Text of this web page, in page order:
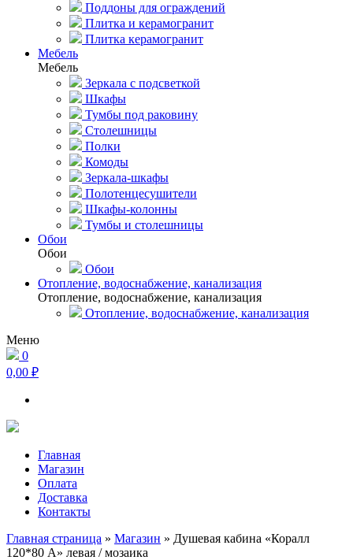
Поддоны для ограждений
Плитка и керамогранит
Плитка керамогранит
Мебель
Мебель
Зеркала с подсветкой
Шкафы
Тумбы под раковину
Столешницы
Полки
Комоды
Зеркала-шкафы
Полотенцесушители
Шкафы-колонны
Тумбы и столешницы
Обои
Обои
Обои
Отопление, водоснабжение, канализация
Отопление, водоснабжение, канализация
Отопление, водоснабжение, канализация
Меню
0
0,00 ₽
Главная
Магазин
Оплата
Доставка
Контакты
Главная страница » Магазин » Душевая кабина «Коралл
120*80 А» левая / мозаика